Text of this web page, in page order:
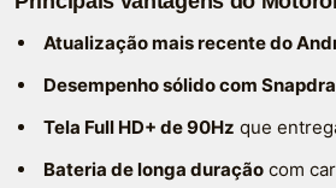
Atualização mais recente do
Desempenho sólido com
Tela Full HD+ de 90Hz que
Bateria de longa duração com